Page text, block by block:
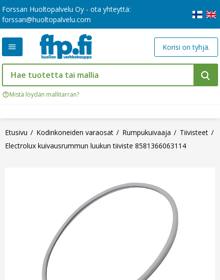
Forssan Huoltopalvelu Oy - ota yhteyttä:
forssan@huoltopalvelu.com
Mistä löydän mallitarran?
Korisi on tyhjä.
Etusivu Kodinkoneiden varaosat Rumpukuivaaja
Tiivisteet
Electrolux kuivausrummun luukun tiiviste 8581366063114